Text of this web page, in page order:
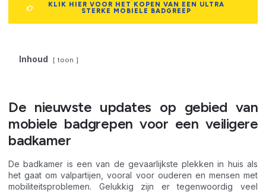
KLIK HIER VOOR HET KOPEN VAN EEN ULTRA
STERKE MOBIELE BADGREEP
Inhoud toon
De nieuwste updates op gebied van
mobiele badgrepen voor een veiligere
badkamer
De badkamer is een van de gevaarlijkste plekken in huis als
het gaat om valpartijen, vooral voor ouderen en mensen met
mobiliteitsproblemen. Gelukkig zijn er tegenwoordig veel